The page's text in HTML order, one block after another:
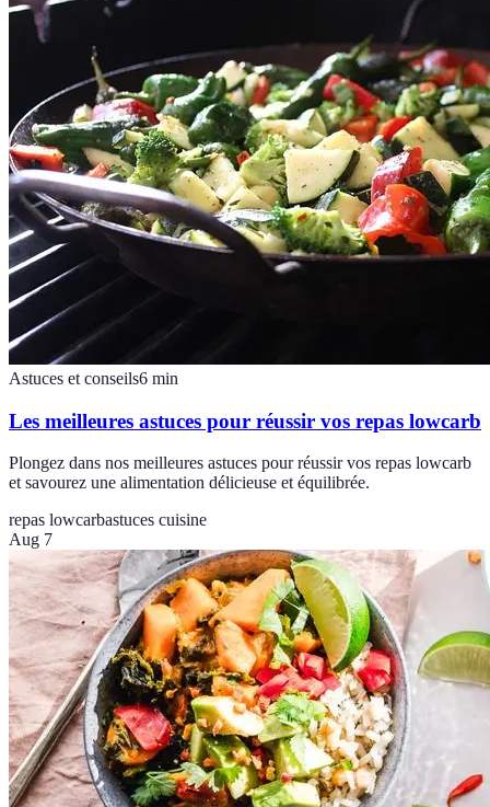
Astuces et conseils6 min
Les meilleures astuces pour réussir vos repas lowcarb
Plongez dans nos meilleures astuces pour réussir vos repas lowcarb
et savourez une alimentation délicieuse et équilibrée.
repas lowcarbastuces cuisine
Aug 7